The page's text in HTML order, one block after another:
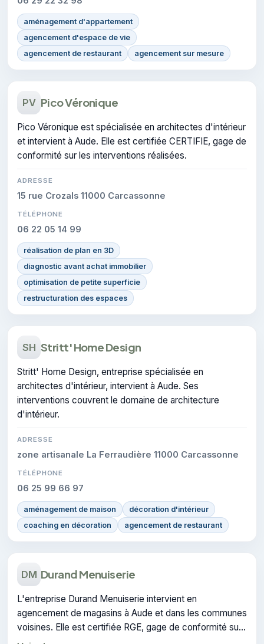
aménagement d'appartement
agencement d'espace de vie
agencement de restaurant
agencement sur mesure
PV Pico Véronique
Pico Véronique est spécialisée en architectes d'intérieur
et intervient à Aude. Elle est certifiée CERTIFIE, gage de
conformité sur les interventions réalisées.
ADRESSE
15 rue Crozals 11000 Carcassonne
TÉLÉPHONE
06 22 05 14 99
réalisation de plan en 3D
diagnostic avant achat immobilier
optimisation de petite superficie
restructuration des espaces
SH Stritt' Home Design
Stritt' Home Design, entreprise spécialisée en
architectes d'intérieur, intervient à Aude. Ses
interventions couvrent le domaine de architecture
d'intérieur.
ADRESSE
zone artisanale La Ferraudière 11000 Carcassonne
TÉLÉPHONE
06 25 99 66 97
aménagement de maison
décoration d'intérieur
coaching en décoration
agencement de restaurant
DM Durand Menuiserie
L'entreprise Durand Menuiserie intervient en
agencement de magasins à Aude et dans les communes
voisines. Elle est certifiée RGE, gage de conformité sur
les interventions réalisées.